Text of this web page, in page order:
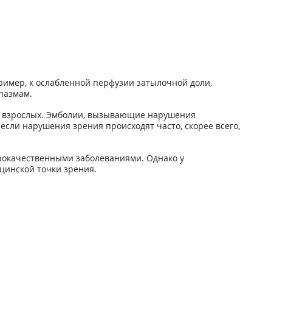
к ослабленной перфузии затылочной доли,
взрослых. Эмболии, вызывающие нарушения
нарушения зрения происходят часто, скорее всего,
заболеваниями. Однако у
точки зрения.